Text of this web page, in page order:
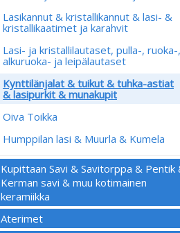
Lasikannut & kristallikannut & lasi- &
kristallikaatimet ja karahvit
Lasi- ja kristallilautaset, pulla-, ruoka-,
alkuruoka- ja leipälautaset
Kynttilänjalat & tuikut & tuhka-astiat
& lasipurkit & munakupit
Oiva Toikka
Humppilan lasi & Muurla & Kumela
Kupittaan Savi & Savitorppa & Pentik
Kerman savi & muu kotimainen
keramiikka
Aterimet